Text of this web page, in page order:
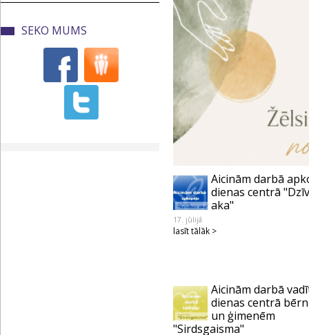
SEKO MUMS
Aicinām darbā
dienas centrā
aka"
17. jūlijā
lasīt tālāk >
Aicinām darbā
dienas centrā
un ģimenēm
"Sirdsgaisma"